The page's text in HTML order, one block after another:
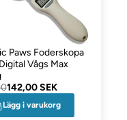
Paws Foderskopa
Vågs Max
142,00 SEK
Lägg i varukorg